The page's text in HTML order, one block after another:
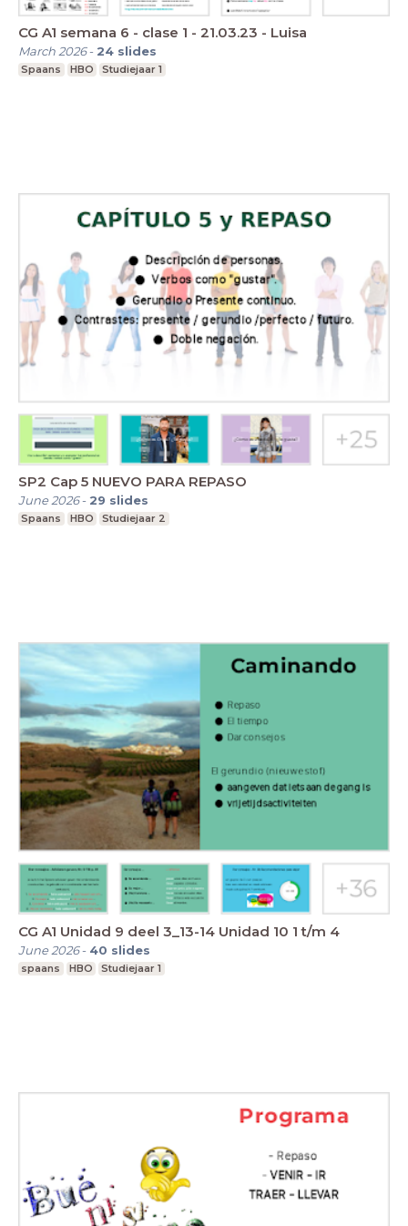
CG A1 semana 6 - clase 1 - 21.03.23 - Luisa
March 2026- 24 slides
Spaans HBO Studiejaar 1
SP2 Cap 5 NUEVO PARA REPASO
June 2026- 29 slides
Spaans HBO Studiejaar 2
CG A1 Unidad 9 deel 3_13-14 Unidad 10 1 t/m 4
June 2026- 40 slides
spaans HBO Studiejaar 1